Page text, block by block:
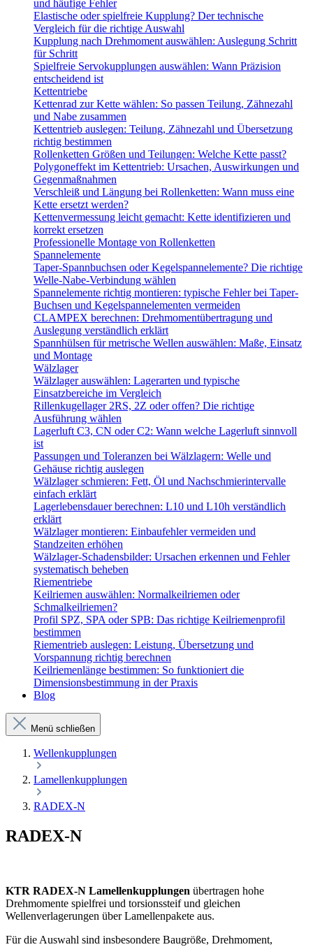
und häufige Fehler
Elastische oder spielfreie Kupplung? Der technische
Vergleich für die richtige Auswahl
Kupplung nach Drehmoment auswählen: Auslegung Schritt
für Schritt
Spielfreie Servokupplungen auswählen: Wann Präzision
entscheidend ist
Kettentriebe
Kettenrad zur Kette wählen: So passen Teilung, Zähnezahl
und Nabe zusammen
Kettentrieb auslegen: Teilung, Zähnezahl und Übersetzung
richtig bestimmen
Rollenketten Größen und Teilungen: Welche Kette passt?
Polygoneffekt im Kettentrieb: Ursachen, Auswirkungen und
Gegenmaßnahmen
Verschleiß und Längung bei Rollenketten: Wann muss eine
Kette ersetzt werden?
Kettenvermessung leicht gemacht: Kette identifizieren und
korrekt ersetzen
Professionelle Montage von Rollenketten
Spannelemente
Taper-Spannbuchsen oder Kegelspannelemente? Die richtige
Welle-Nabe-Verbindung wählen
Spannelemente richtig montieren: typische Fehler bei Taper-
Buchsen und Kegelspannelementen vermeiden
CLAMPEX berechnen: Drehmomentübertragung und
Auslegung verständlich erklärt
Spannhülsen für metrische Wellen auswählen: Maße, Einsatz
und Montage
Wälzlager
Wälzlager auswählen: Lagerarten und typische
Einsatzbereiche im Vergleich
Rillenkugellager 2RS, 2Z oder offen? Die richtige
Ausführung wählen
Lagerluft C3, CN oder C2: Wann welche Lagerluft sinnvoll
ist
Passungen und Toleranzen bei Wälzlagern: Welle und
Gehäuse richtig auslegen
Wälzlager schmieren: Fett, Öl und Nachschmierintervalle
einfach erklärt
Lagerlebensdauer berechnen: L10 und L10h verständlich
erklärt
Wälzlager montieren: Einbaufehler vermeiden und
Standzeiten erhöhen
Wälzlager-Schadensbilder: Ursachen erkennen und Fehler
systematisch beheben
Riementriebe
Keilriemen auswählen: Normalkeilriemen oder
Schmalkeilriemen?
Profil SPZ, SPA oder SPB: Das richtige Keilriemenprofil
bestimmen
Riementrieb auslegen: Leistung, Übersetzung und
Vorspannung richtig berechnen
Keilriemenlänge bestimmen: So funktioniert die
Dimensionsbestimmung in der Praxis
Blog
Menü schließen
Wellenkupplungen
Lamellenkupplungen
RADEX-N
RADEX-N
KTR RADEX-N Lamellenkupplungen übertragen hohe
Drehmomente spielfrei und torsionssteif und gleichen
Wellenverlagerungen über Lamellenpakete aus.
Für die Auswahl sind insbesondere Baugröße, Drehmoment,